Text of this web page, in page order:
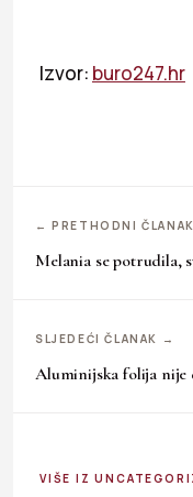
Izvor: buro247.hr
← PRETHODNI ČLANAK
Melania se potrudila,
SLJEDEĆI ČLANAK →
Aluminijska folija nije
VIŠE IZ